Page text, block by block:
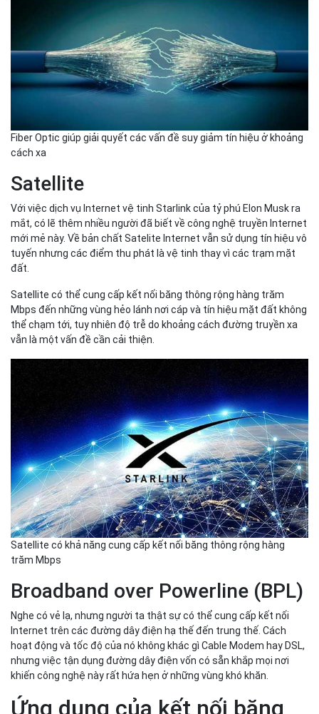
Fiber Optic giúp giải quyết các vấn đề suy giảm tín hiệu ở khoảng
cách xa
Satellite
Với việc dịch vụ Internet vệ tinh Starlink của tỷ phú Elon Musk ra
mắt, có lẽ thêm nhiều người đã biết về công nghệ truyền Internet
mới mẻ này. Về bản chất Satelite Internet vẫn sử dụng tín hiệu vô
tuyến nhưng các điểm thu phát là vệ tinh thay vì các trạm mặt
đất.
Satellite có thể cung cấp kết nối băng thông rộng hàng trăm
Mbps đến những vùng hẻo lánh nơi cáp và tín hiệu mặt đất không
thể chạm tới, tuy nhiên độ trễ do khoảng cách đường truyền xa
vẫn là một vấn đề cần cải thiện.
Satellite có khả năng cung cấp kết nối băng thông rộng hàng
trăm Mbps
Broadband over Powerline (BPL)
Nghe có vẻ lạ, nhưng người ta thật sự có thể cung cấp kết nối
Internet trên các đường dây điện hạ thế đến trung thế. Cách
hoạt động và tốc độ của nó không khác gì Cable Modem hay DSL,
nhưng việc tận dụng đường dây điện vốn có sẵn khắp mọi nơi
khiến công nghệ này rất hứa hẹn ở những vùng khó khăn.
Ứng dụng của kết nối băng